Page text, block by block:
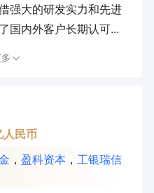
强大的研发实力和先进
国内外客户长期认可...
人民币
，盈科资本 ，工银瑞信